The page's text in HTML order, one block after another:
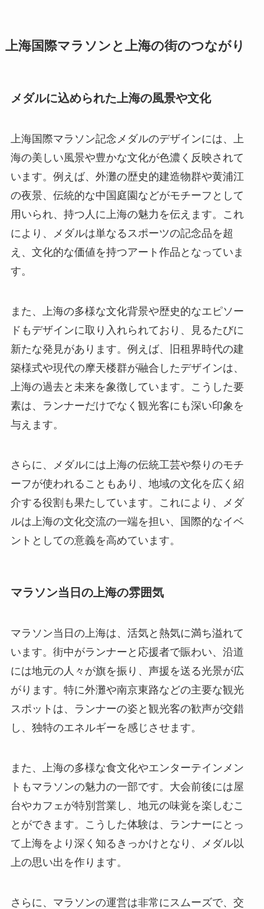
上海国際マラソンと上海の街のつながり
メダルに込められた上海の風景や文化
上海国際マラソン記念メダルのデザインには、上
海の美しい風景や豊かな文化が色濃く反映されて
います。例えば、外灘の歴史的建造物群や黄浦江
の夜景、伝統的な中国庭園などがモチーフとして
用いられ、持つ人に上海の魅力を伝えます。これ
により、メダルは単なるスポーツの記念品を超
え、文化的な価値を持つアート作品となっていま
す。
また、上海の多様な文化背景や歴史的なエピソー
ドもデザインに取り入れられており、見るたびに
新たな発見があります。例えば、旧租界時代の建
築様式や現代の摩天楼群が融合したデザインは、
上海の過去と未来を象徴しています。こうした要
素は、ランナーだけでなく観光客にも深い印象を
与えます。
さらに、メダルには上海の伝統工芸や祭りのモチ
ーフが使われることもあり、地域の文化を広く紹
介する役割も果たしています。これにより、メダ
ルは上海の文化交流の一端を担い、国際的なイベ
ントとしての意義を高めています。
マラソン当日の上海の雰囲気
マラソン当日の上海は、活気と熱気に満ち溢れて
います。街中がランナーと応援者で賑わい、沿道
には地元の人々が旗を振り、声援を送る光景が広
がります。特に外灘や南京東路などの主要な観光
スポットは、ランナーの姿と観光客の歓声が交錯
し、独特のエネルギーを感じさせます。
また、上海の多様な食文化やエンターテインメン
トもマラソンの魅力の一部です。大会前後には屋
台やカフェが特別営業し、地元の味覚を楽しむこ
とができます。こうした体験は、ランナーにとっ
て上海をより深く知るきっかけとなり、メダル以
上の思い出を作ります。
さらに、マラソンの運営は非常にスムーズで、交